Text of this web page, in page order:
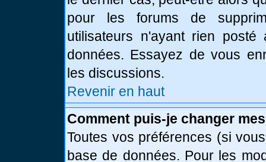
pour les forums de
utilisateurs n'ayant rien
données. Essayez de vous
les discussions.
Revenir en haut
Comment puis-je changer
Toutes vos préférences (si
base de données. Pour les